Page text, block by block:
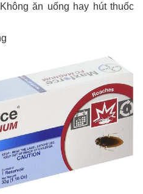
ăn uống hay hút thuốc